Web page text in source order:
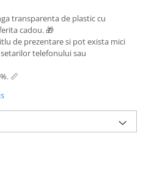
transparenta de plastic cu
cadou. 🎁
de prezentare si pot exista mici
telefonului sau
📏